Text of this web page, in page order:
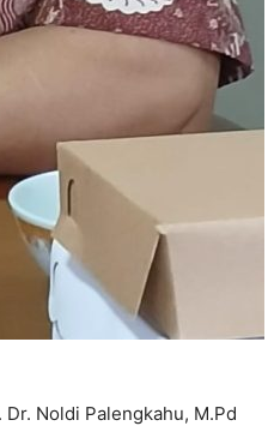
Noldi Palengkahu, M.Pd